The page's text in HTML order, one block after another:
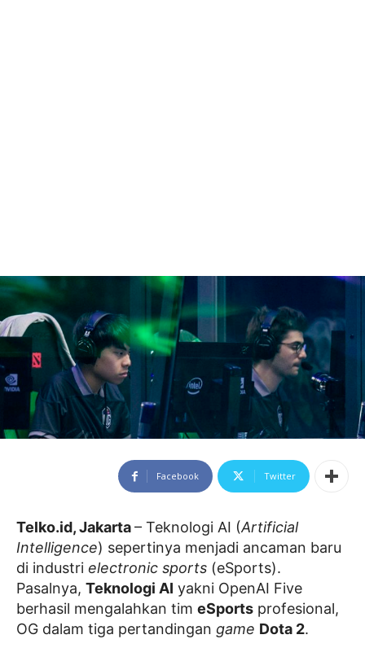
Facebook Twitter
Telko.id, Jakarta– Teknologi AI (Artificial
Intelligence) sepertinya menjadi ancaman baru
di industri electronic sports (eSports).
Pasalnya, Teknologi AI yakni OpenAI Five
berhasil mengalahkan tim eSports profesional,
OG dalam tiga pertandingan game Dota 2.